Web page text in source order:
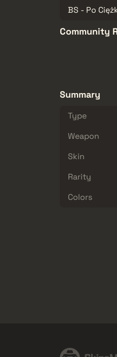
BS - Po
Community
Summary
Type
Weapon
Skin
Rarity
Colors